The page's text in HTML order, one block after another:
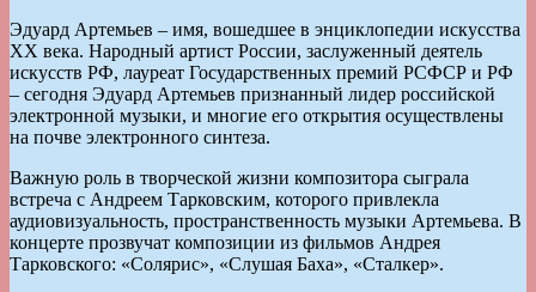
Эдуард Артемьев – имя, вошедшее в энциклопедии искусства
XX века. Народный артист России, заслуженный деятель
искусств РФ, лауреат Государственных премий РСФСР и РФ
– сегодня Эдуард Артемьев признанный лидер российской
электронной музыки, и многие его открытия осуществлены
на почве электронного синтеза.
Важную роль в творческой жизни композитора сыграла
встреча с Андреем Тарковским, которого привлекла
аудиовизуальность, пространственность музыки Артемьева. В
концерте прозвучат композиции из фильмов Андрея
Тарковского: «Солярис», «Слушая Баха», «Сталкер».